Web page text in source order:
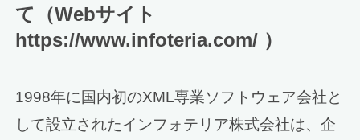
て（Webサイト
https://www.infoteria.com/ ）
1998年に国内初のXML専業ソフトウェア会社と
して設立されたインフォテリア株式会社は、企